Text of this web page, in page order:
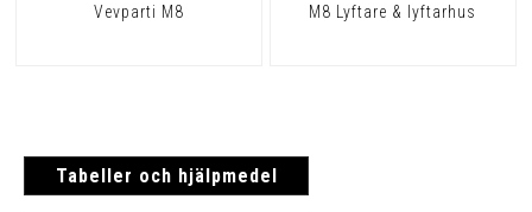
Vevparti M8 M8 Lyftare & lyftarhus
Tabeller och hjälpmedel